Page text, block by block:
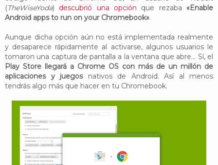
(TheWiseYoda) descubrió una opción que rezaba«Enable
Android apps to run on your Chromebook».
Aunque dicha opción aún no está implementada realmente
y desaparece rápidamente al activarse, algunos usuarios le
tomaron una captura de pantalla a la ventana que abre... Sí, el
Play Store llegará a Chrome OS con más de un millón de
aplicaciones y juegosnativos de Android. Así al menos
tendrás algo más que hacer en tu Chromebook.